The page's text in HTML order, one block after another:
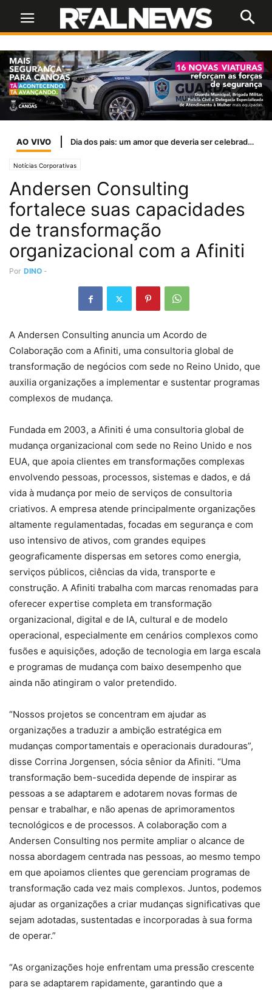
AO VIVO Dia dos pais: um amor que deveria ser celebrado todos os dias
Notícias Corporativas
Andersen Consulting
fortalece suas capacidades
de transformação
organizacional com a Afiniti
Por DINO -
A Andersen Consulting anuncia um Acordo de
Colaboração com a Afiniti, uma consultoria global de
transformação de negócios com sede no Reino Unido, que
auxilia organizações a implementar e sustentar programas
complexos de mudança.
Fundada em 2003, a Afiniti é uma consultoria global de
mudança organizacional com sede no Reino Unido e nos
EUA, que apoia clientes em transformações complexas
envolvendo pessoas, processos, sistemas e dados, e dá
vida à mudança por meio de serviços de consultoria
criativos. A empresa atende principalmente organizações
altamente regulamentadas, focadas em segurança e com
uso intensivo de ativos, com grandes equipes
geograficamente dispersas em setores como energia,
serviços públicos, ciências da vida, transporte e
construção. A Afiniti trabalha com marcas renomadas para
oferecer expertise completa em transformação
organizacional, digital e de IA, cultural e de modelo
operacional, especialmente em cenários complexos como
fusões e aquisições, adoção de tecnologia em larga escala
e programas de mudança com baixo desempenho que
ainda não atingiram o valor pretendido.
“Nossos projetos se concentram em ajudar as
organizações a traduzir a ambição estratégica em
mudanças comportamentais e operacionais duradouras”,
disse Corrina Jorgensen, sócia sênior da Afiniti. “Uma
transformação bem-sucedida depende de inspirar as
pessoas a se adaptarem e adotarem novas formas de
pensar e trabalhar, e não apenas de aprimoramentos
tecnológicos e de processos. A colaboração com a
Andersen Consulting nos permite ampliar o alcance de
nossa abordagem centrada nas pessoas, ao mesmo tempo
em que apoiamos clientes que gerenciam programas de
transformação cada vez mais complexos. Juntos, podemos
ajudar as organizações a criar mudanças significativas que
sejam adotadas, sustentadas e incorporadas à sua forma
de operar.”
“As organizações hoje enfrentam uma pressão crescente
para se adaptarem rapidamente, garantindo que a